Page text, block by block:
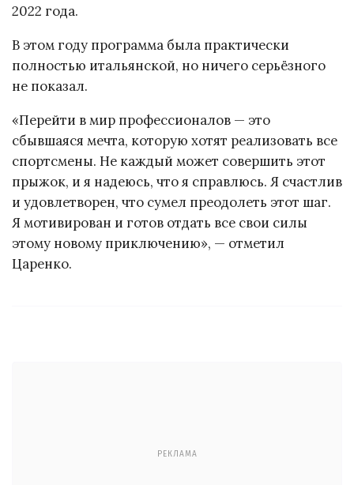
2022 года.
В этом году программа была практически
полностью итальянской, но ничего серьёзного
не показал.
«Перейти в мир профессионалов — это
сбывшаяся мечта, которую хотят реализовать все
спортсмены. Не каждый может совершить этот
прыжок, и я надеюсь, что я справлюсь. Я счастлив
и удовлетворен, что сумел преодолеть этот шаг.
Я мотивирован и готов отдать все свои силы
этому новому приключению», — отметил
Царенко.
РЕКЛАМА